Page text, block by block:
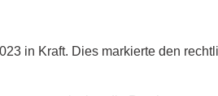
in Kraft. Dies markierte den